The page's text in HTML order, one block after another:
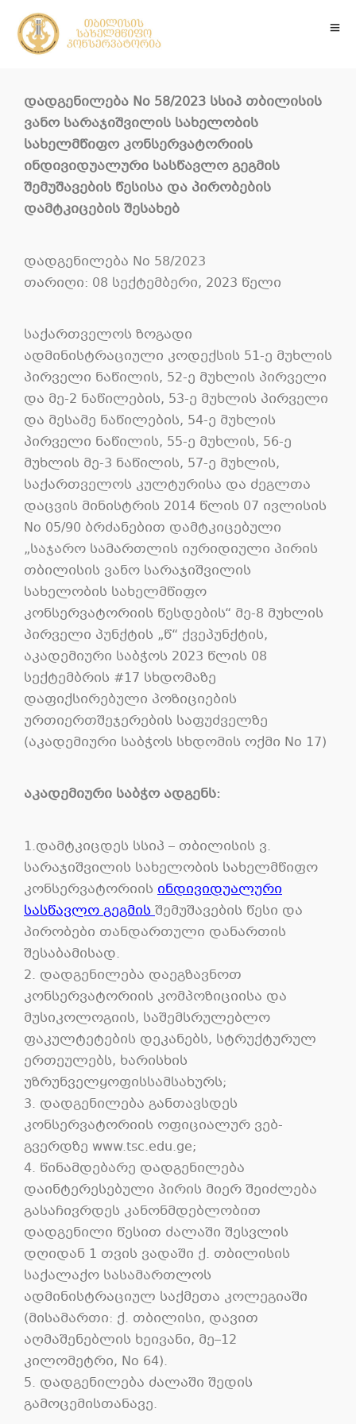
დადგენილება No 58/2023 სსიპ თბილისის
ვანო სარაჯიშვილის სახელობის
სახელმწიფო კონსერვატორიის
ინდივიდუალური სასწავლო გეგმის
შემუშავების წესისა და პირობების
დამტკიცების შესახებ
დადგენილება No 58/2023
თარიღი: 08 სექტემბერი, 2023 წელი
საქართველოს ზოგადი
ადმინისტრაციული კოდექსის 51-ე მუხლის
პირველი ნაწილის, 52-ე მუხლის პირველი
და მე-2 ნაწილების, 53-ე მუხლის პირველი
და მესამე ნაწილების, 54-ე მუხლის
პირველი ნაწილის, 55-ე მუხლის, 56-ე
მუხლის მე-3 ნაწილის, 57-ე მუხლის,
საქართველოს კულტურისა და ძეგლთა
დაცვის მინისტრის 2014 წლის 07 ივლისის
No 05/90 ბრძანებით დამტკიცებული
„საჯარო სამართლის იურიდიული პირის
თბილისის ვანო სარაჯიშვილის
სახელობის სახელმწიფო
კონსერვატორიის წესდების“ მე-8 მუხლის
პირველი პუნქტის „წ“ ქვეპუნქტის,
აკადემიური საბჭოს 2023 წლის 08
სექტემბრის #17 სხდომაზე
დაფიქსირებული პოზიციების
ურთიერთშეჯერების საფუძველზე
(აკადემიური საბჭოს სხდომის ოქმი No 17)
აკადემიური საბჭო ადგენს:
1.დამტკიცდეს სსიპ – თბილისის ვ.
სარაჯიშვილის სახელობის სახელმწიფო
კონსერვატორიის ინდივიდუალური
სასწავლო გეგმის შემუშავების წესი და
პირობები თანდართული დანართის
შესაბამისად.
2. დადგენილება დაეგზავნოთ
კონსერვატორიის კომპოზიციისა და
მუსიკოლოგიის, საშემსრულებლო
ფაკულტეტების დეკანებს, სტრუქტურულ
ერთეულებს, ხარისხის
უზრუნველყოფისსამსახურს;
3. დადგენილება განთავსდეს
კონსერვატორიის ოფიციალურ ვებ-
გვერდზე www.tsc.edu.ge;
4. წინამდებარე დადგენილება
დაინტერესებული პირის მიერ შეიძლება
გასაჩივრდეს კანონმდებლობით
დადგენილი წესით ძალაში შესვლის
დღიდან 1 თვის ვადაში ქ. თბილისის
საქალაქო სასამართლოს
ადმინისტრაციულ საქმეთა კოლეგიაში
(მისამართი: ქ. თბილისი, დავით
აღმაშენებლის ხეივანი, მე–12
კილომეტრი, No 64).
5. დადგენილება ძალაში შედის
გამოცემისთანავე.